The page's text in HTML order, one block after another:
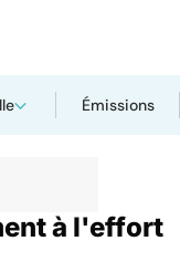
Émissions
à l'effort